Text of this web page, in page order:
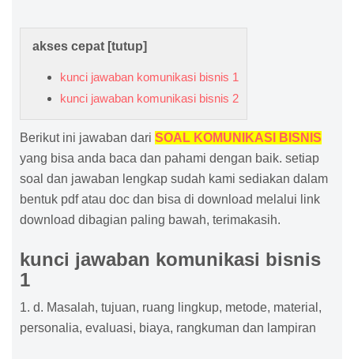
akses cepat [tutup]
kunci jawaban komunikasi bisnis 1
kunci jawaban komunikasi bisnis 2
Berikut ini jawaban dari SOAL KOMUNIKASI BISNIS
yang bisa anda baca dan pahami dengan baik. setiap
soal dan jawaban lengkap sudah kami sediakan dalam
bentuk pdf atau doc dan bisa di download melalui link
download dibagian paling bawah, terimakasih.
kunci jawaban komunikasi bisnis
1
1. d. Masalah, tujuan, ruang lingkup, metode, material,
personalia, evaluasi, biaya, rangkuman dan lampiran